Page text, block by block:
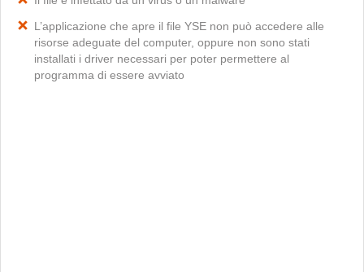
L’applicazione che apre il file YSE non può accedere alle
risorse adeguate del computer, oppure non sono stati
installati i driver necessari per poter permettere al
programma di essere avviato